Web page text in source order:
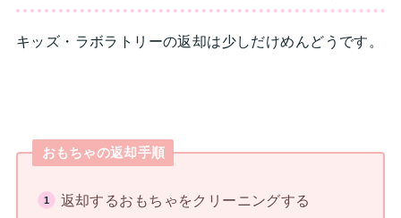
キッズ・ラボラトリーの返却は少しだけめんどうです。
おもちゃの返却手順
返却するおもちゃをクリーニングする